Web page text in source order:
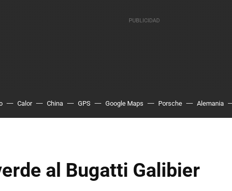
Calor China GPS Google Maps Porsche Alemania
al Bugatti Galibier